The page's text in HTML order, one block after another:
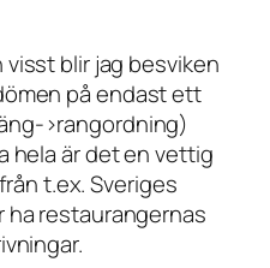
visst blir jag besviken
på endast ett
>rangordning)
hela är det en vettig
t.ex. Sveriges
ha restaurangernas